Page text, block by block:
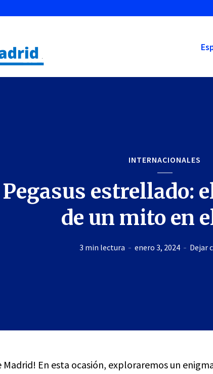
INTERNACIONALES
Pegasus estrellado:
de un mito en
3 min lectura enero 3, 2024 Dejar
Madrid! En esta ocasión, exploraremos un